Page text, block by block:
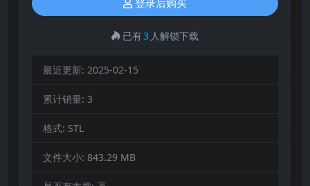
登录后购买
已有3 人解锁下载
最近更新: 2025-02-15
累计销量: 3
格式: STL
文件大小: 843.29 MB